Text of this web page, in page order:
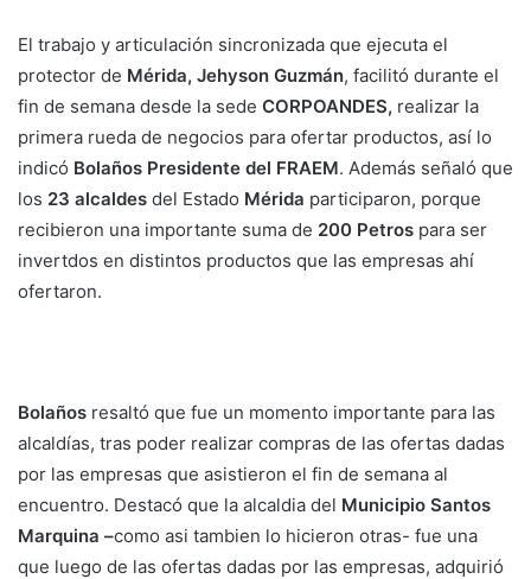
El trabajo y articulación sincronizada que ejecuta el
protector de Mérida, Jehyson Guzmán, facilitó durante el
fin de semana desde la sede CORPOANDES, realizar la
primera rueda de negocios para ofertar productos, así lo
indicó Bolaños Presidente del FRAEM. Además señaló que
los 23 alcaldes del Estado Mérida participaron, porque
recibieron una importante suma de 200 Petros para ser
invertdos en distintos productos que las empresas ahí
ofertaron.
Bolaños resaltó que fue un momento importante para las
alcaldías, tras poder realizar compras de las ofertas dadas
por las empresas que asistieron el fin de semana al
encuentro. Destacó que la alcaldia del Municipio Santos
Marquina –como asi tambien lo hicieron otras- fue una
que luego de las ofertas dadas por las empresas, adquirió